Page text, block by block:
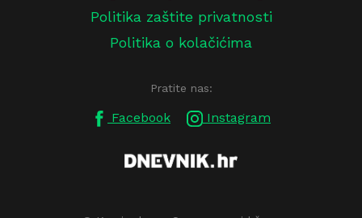
Politika zaštite privatnosti
Politika o kolačićima
Pratite nas:
Facebook Instagram